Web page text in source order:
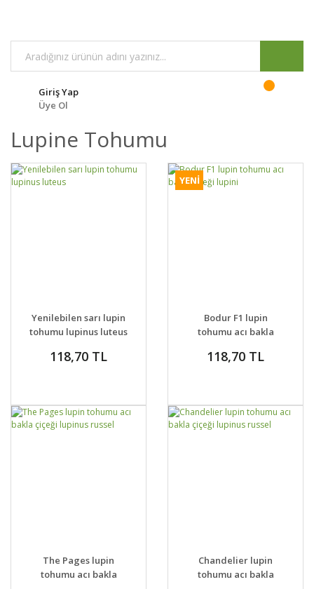
Giriş Yap
Üye Ol
Lupine Tohumu
DETAYLAR SEPETE EKLE
Yenilebilen sarı lupin
tohumu lupinus luteus
118,70 TL
YENİ
DETAYLAR SEPETE EKLE
Bodur F1 lupin
tohumu acı bakla
118,70 TL
DETAYLAR SEPETE EKLE
The Pages lupin
tohumu acı bakla
DETAYLAR SEPETE EKLE
Chandelier lupin
tohumu acı bakla